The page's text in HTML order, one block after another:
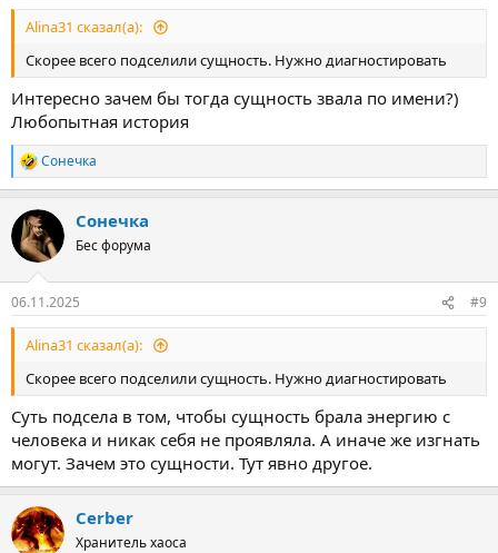
Alina31 сказал(а):
Скорее всего подселили сущность. Нужно диагностировать
Интересно зачем бы тогда сущность звала по имени?)
Любопытная история
Р
е
к
ц
и
Сонечка
Сонечка
Бес форума
06.11.2025 #9
Alina31 сказал(а):
Скорее всего подселили сущность. Нужно диагностировать
Суть подсела в том, чтобы сущность брала энергию с
человека и никак себя не проявляла. А иначе же изгнать
могут. Зачем это сущности. Тут явно другое.
Cerber
Хранитель хаоса